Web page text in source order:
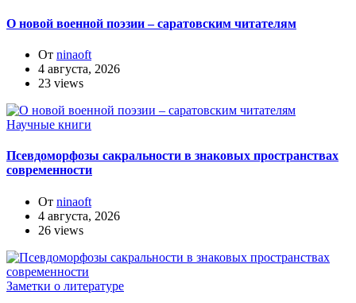
О новой военной поэзии – саратовским читателям
От ninaoft
4 августа, 2026
23 views
Научные книги
Псевдоморфозы сакральности в знаковых пространствах
современности
От ninaoft
4 августа, 2026
26 views
Заметки о литературе